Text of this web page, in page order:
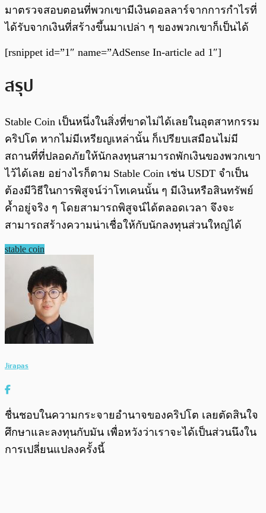
มาตรวจสอบตอนที่พวกเขามีเงินดอลลาร์จากการกำไรที่
ได้รับจากเงินที่สร้างขึ้นมาเปล่า ๆ ของพวกเขาก็เป็นได้
[rsnippet id=”1″ name=”AdSense In-article ad 1″]
สรุป
Stable Coin เป็นหนึ่งในสิ่งที่ขาดไม่ได้เลยในอุตสาหกรรม
คริปโต หากไม่มีเหรียญเหล่านั้น ก็เปรียบเสมือนไม่มี
สถานที่ที่ปลอดภัยให้นักลงทุนสามารถพักเงินของพวกเขา
ไว้ได้เลย อย่างไรก็ตาม Stable Coin เช่น USDT จำเป็น
ต้องมีวิธีในการพิสูจน์ว่าโทเคนนั้น ๆ มีเงินหรือสินทรัพย์
ค้ำอยู่จริง ๆ โดยสามารถพิสูจน์ได้ตลอดเวลา จึงจะ
สามารถสร้างความน่าเชื่อให้กับนักลงทุนส่วนใหญ่ได้
stable coin
Jirapas
ชื่นชอบในความกระจายอำนาจของคริปโต เลยตัดสินใจ
ศึกษาและลงทุนกับมัน เพื่อหวังว่าเราจะได้เป็นส่วนนึงใน
การเปลี่ยนแปลงครั้งนี้